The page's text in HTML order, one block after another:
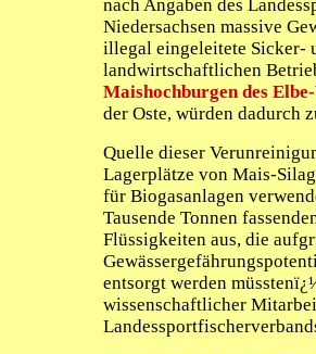
nach Angaben des
Niedersachsen massive
illegal eingeleitete Sicker-
landwirtschaftlichen
Maishochburgen des
der Oste, würden dadurch
Quelle dieser
Lagerplätze von Mais-
für Biogasanlagen
Tausende Tonnen
Flüssigkeiten aus, die
entsorgt werden
wissenschaftlicher